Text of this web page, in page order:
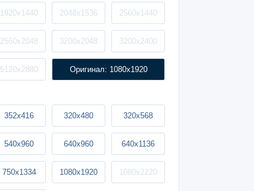
1920x1440 2048x1536 2560x1440
2560x2048 3200x2048 3200x2400
5120x2880 Оригинал: 1080x1920
352x416 320x480 320x568
540x960 640x960 640x1136
750x1334 1080x1920 1080x2220